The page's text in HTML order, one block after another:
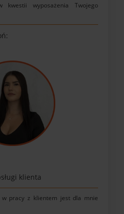
kwestii wyposażenia Twojego
klienta
w pracy z klientem jest dla mnie